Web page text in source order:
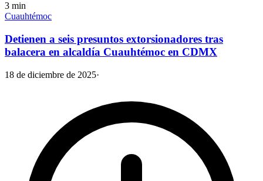
3 min
Cuauhtémoc
Detienen a seis presuntos extorsionadores tras
balacera en alcaldía Cuauhtémoc en CDMX
18 de diciembre de 2025·